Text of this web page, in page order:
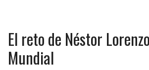
El reto de Néstor
Mundial